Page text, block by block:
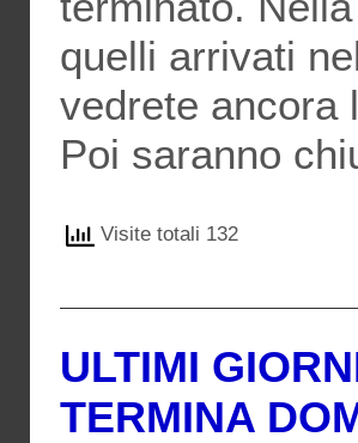
quelli arrivati
vedrete ancora
Poi saranno
Visite totali 132
ULTIMI
TERMINA